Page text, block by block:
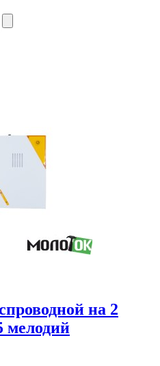
на 2
мелодий